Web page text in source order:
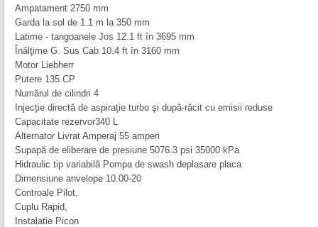
Ampatament 2750 mm
Garda la sol de 1.1 m la 350 mm
Latime - tangoanele Jos 12.1 ft în 3695 mm
Înălţime G. Sus Cab 10.4 ft în 3160 mm
Motor Liebherr
Putere 135 CP
Numărul de cilindri 4
Injecţie directă de aspiraţie turbo şi după-răcit cu emisii reduse
Capacitate rezervor340 L
Alternator Livrat Amperaj 55 amperi
Supapă de eliberare de presiune 5076.3 psi 35000 kPa
Hidraulic tip variabilă Pompa de swash deplasare placa
Dimensiune anvelope 10.00-20
Controale Pilot
Cuplu Rapid
Instalatie Picon